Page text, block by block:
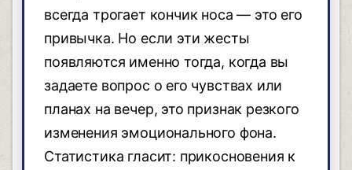
всегда трогает кончик носа — это его
привычка. Но если эти жесты
появляются именно тогда, когда вы
задаете вопрос о его чувствах или
планах на вечер, это признак резкого
изменения эмоционального фона.
Статистика гласит: прикосновения к